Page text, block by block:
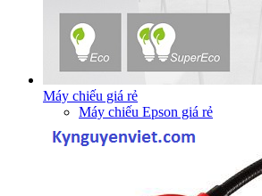
Máy chiếu giá rẻ
Máy chiếu Epson giá rẻ